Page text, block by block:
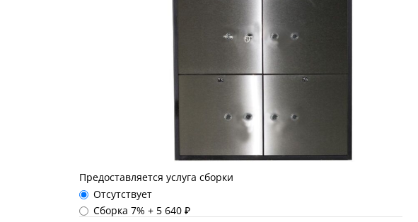
Предоставляется услуга сборки
Отсутствует
Сборка 7%+ 5 640 ₽